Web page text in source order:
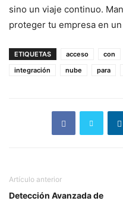
sino un viaje continuo.
proteger tu empresa en
ETIQUETAS acceso con
integración
nube para
Artículo anterior
Detección Avanzada de